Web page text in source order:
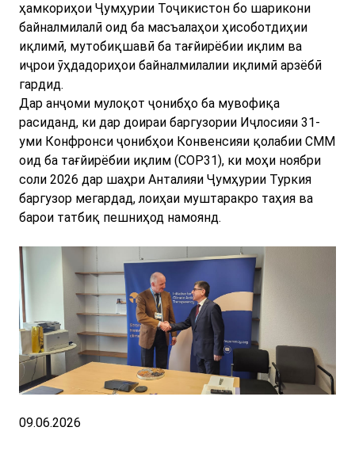
ҳамкориҳои Ҷумҳурии Тоҷикистон бо шарикони
байналмилалӣ оид ба масъалаҳои ҳисоботдиҳии
иқлимӣ, мутобиқшавӣ ба тағйирёбии иқлим ва
иҷрои ӯҳдадориҳои байналмилалии иқлимӣ арзёбӣ
гардид.
Дар анҷоми мулоқот ҷонибҳо ба мувофиқа
расиданд, ки дар доираи баргузории Иҷлосияи 31-
уми Конфронси ҷонибҳои Конвенсияи қолабии СММ
оид ба тағйирёбии иқлим (COP31), ки моҳи ноябри
соли 2026 дар шаҳри Анталияи Ҷумҳурии Туркия
баргузор мегардад, лоиҳаи муштаракро таҳия ва
барои татбиқ пешниҳод намоянд.
09.06.2026